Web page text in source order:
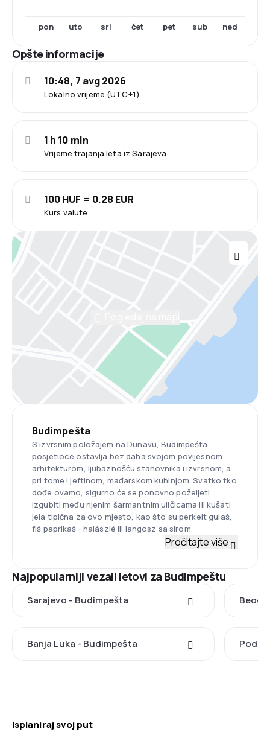
pon uto sri čet pet sub ned
Opšte informacije
Lokalno vrijeme (UTC+1)
10:48, 7 avg 2026
Vrijeme trajanja leta iz Sarajeva
1 h 10 min
Kurs valute
100 HUF = 0.28 EUR
Budimpešta
S izvrsnim položajem na Dunavu, Budimpešta
posjetioce ostavlja bez daha svojom povijesnom
arhitekturom, ljubaznošću stanovnika i izvrsnom, a
pri tome i jeftinom, mađarskom kuhinjom. Svatko tko
dođe ovamo, sigurno će se ponovno poželjeti
izgubiti među njenim šarmantnim uličicama ili kušati
jela tipična za ovo mjesto, kao što su perkelt gulaš,
fiš paprikaš - halászlé ili langosz sa sirom.
Pročitajte više
Najpopularniji vezali letovi za Budimpeštu
Sarajevo - Budimpešta
Banja Luka - Budimpešta
Isplaniraj svoj put